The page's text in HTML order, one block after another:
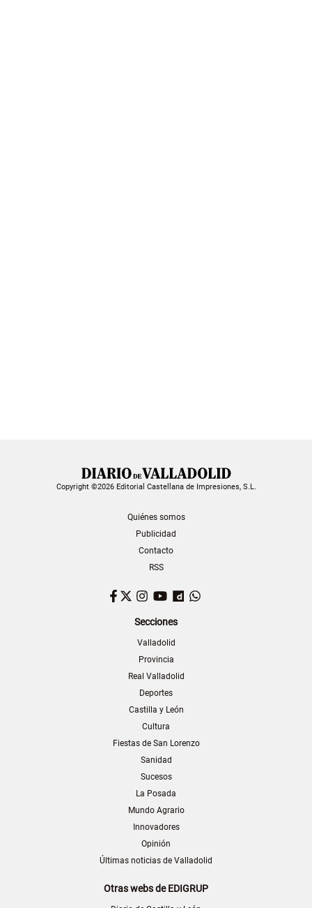
Copyright ©2026 Editorial Castellana de Impresiones, S.L.
Quiénes somos
Publicidad
Contacto
RSS
Facebook
TwitterInstagram
YouTubeDailymotion
Secciones
Valladolid
Provincia
Real Valladolid
Deportes
Castilla y León
Cultura
Fiestas de San Lorenzo
Sanidad
Sucesos
La Posada
Mundo Agrario
Innovadores
Opinión
Últimas noticias de Valladolid
Otras webs de EDIGRUP